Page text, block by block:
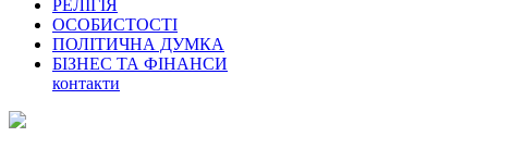
РЕЛІГІЯ
ОСОБИСТОСТІ
ПОЛІТИЧНА ДУМКА
БІЗНЕС ТА ФІНАНСИ
контакти